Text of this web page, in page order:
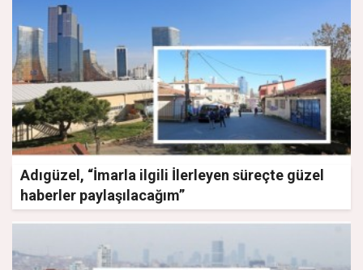
Adıgüzel, “İmarla ilgili İlerleyen süreçte güzel
haberler paylaşılacağım”